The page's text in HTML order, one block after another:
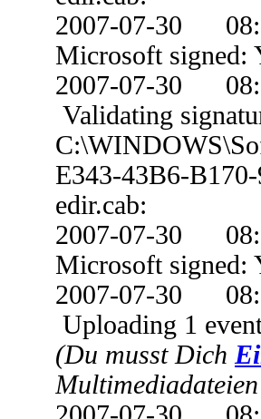
2007-07-30
Microsoft signed:
2007-07-30
Validating
E343-43B6-
edir.cab:
2007-07-30
Microsoft signed:
2007-07-30
Uploading 1
(Du musst Dich